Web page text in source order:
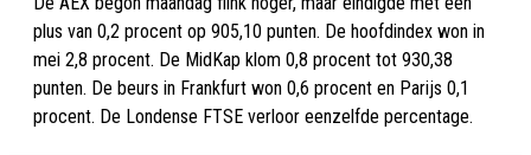
plus van 0,2 procent op 905,10 punten. De hoofdindex won in
mei 2,8 procent. De MidKap klom 0,8 procent tot 930,38
punten. De beurs in Frankfurt won 0,6 procent en Parijs 0,1
procent. De Londense FTSE verloor eenzelfde percentage.